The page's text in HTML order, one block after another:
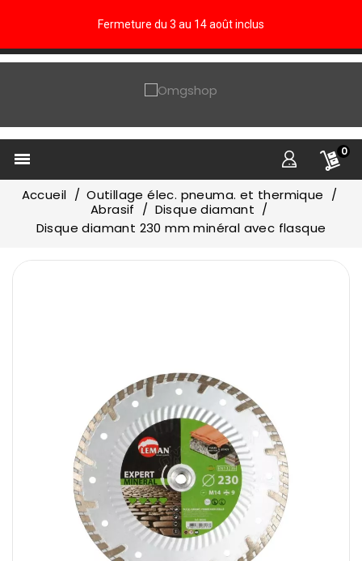
Fermeture du 3 au 14 août inclus
 0
Accueil
Outillage élec. pneuma. et thermique
Abrasif
Disque diamant
Disque diamant 230 mm minéral avec flasque